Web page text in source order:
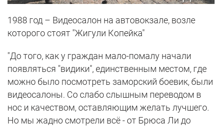
1988 год – Видеосалон на автовокзале, возле
которого стоят "Жигули Копейка"
"До того, как у граждан мало-помалу начали
появляться "видики", единственным местом, где
можно было посмотреть заморский боевик, были
видеосалоны. Со слабо слышным переводом в
нос и качеством, оставляющим желать лучшего.
Но мы жадно смотрели всё - от Брюса Ли до